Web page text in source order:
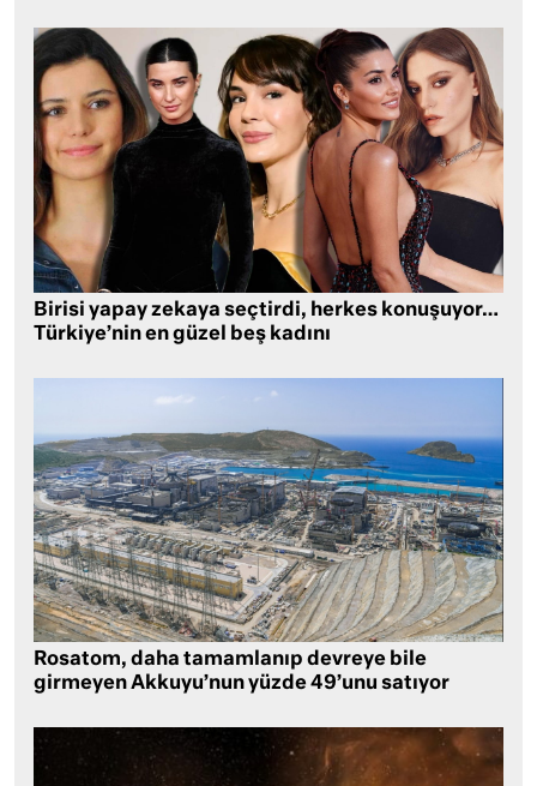
Birisi yapay zekaya seçtirdi, herkes konuşuyor…
Türkiye’nin en güzel beş kadını
Rosatom, daha tamamlanıp devreye bile
girmeyen Akkuyu’nun yüzde 49’unu satıyor